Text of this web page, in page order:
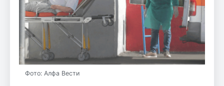
Фото: Алфа Вести